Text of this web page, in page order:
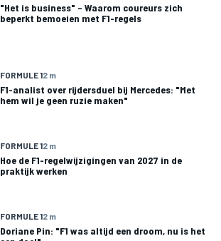
"Het is business" – Waarom coureurs zich
beperkt bemoeien met F1-regels
FORMULE 12 m
F1-analist over rijdersduel bij Mercedes: "Met
hem wil je geen ruzie maken"
FORMULE 12 m
Hoe de F1-regelwijzigingen van 2027 in de
praktijk werken
FORMULE 12 m
Doriane Pin: "F1 was altijd een droom, nu is het